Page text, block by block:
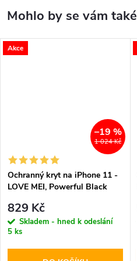
Akce
1 024 Kč
–19 %
Ochranný kryt na iPhone 11 -
LOVE MEI, Powerful Black
829 Kč
Skladem - hned k odeslání
5 ks